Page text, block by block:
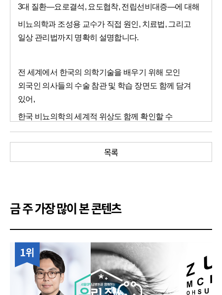
3대 질환—요로결석, 요도협착, 전립선비대증—에 대해
비뇨의학과 조성용 교수가 직접 원인, 치료법, 그리고
일상 관리법까지 명확히 설명합니다.
전 세계에서 한국의 의학기술을 배우기 위해 모인
외국인 의사들의 수술 참관 및 학습 장면도 함께 담겨
있어,
한국 비뇨의학의 세계적 위상도 함께 확인할 수
있습니다.
소변 불편함의 진짜 이유를 확인하고, 미리 알고
대비하는 방법을 꼭 알아가세요.
특성을 반영하지 못합니다.
구체적인 사항에 대해서는 반드시 가까운 병원에
내원하여 상담받으시길 바랍니다.
목록
금 주 가장 많이 본 콘텐츠
1위